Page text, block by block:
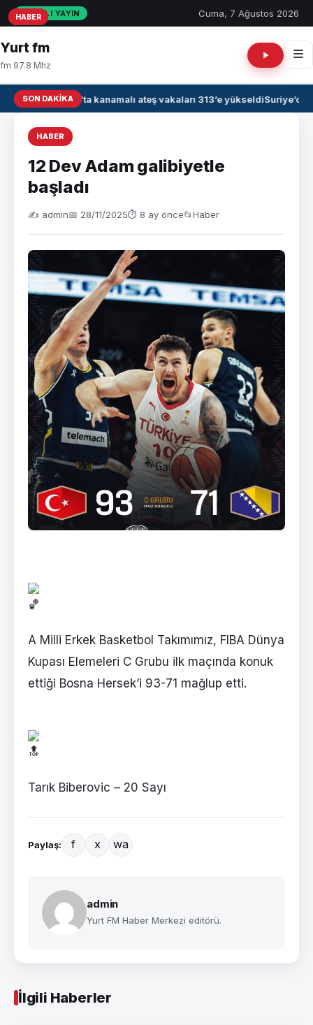
CANLI YAYIN Cuma, 7 Ağustos 2026
Yurt fm
fm 97.8 Mhz
SON DAKIKAIrak’ta kanamalı ateş vakaları 313’e yükseldiSuriye’de
HABER
12 Dev Adam galibiyetle
başladı
✍️ admin📅 28/11/2025⏱ 8 ay önce📂Haber
A Milli Erkek Basketbol Takımımız, FIBA Dünya
Kupası Elemeleri C Grubu ilk maçında konuk
ettiği Bosna Hersek’i 93-71 mağlup etti.
Tarık Biberovic – 20 Sayı
Paylaş: f x wa
admin
Yurt FM Haber Merkezi editörü.
İlgili Haberler
HABER
HABER
HABER